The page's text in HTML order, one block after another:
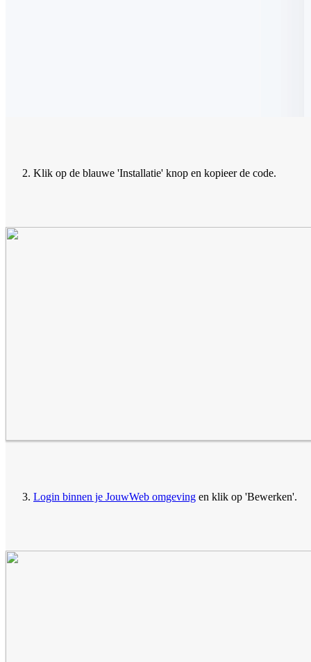
Klik op de blauwe 'Installatie' knop en kopieer de code.
Login binnen je JouwWeb omgeving en klik op 'Bewerken'.